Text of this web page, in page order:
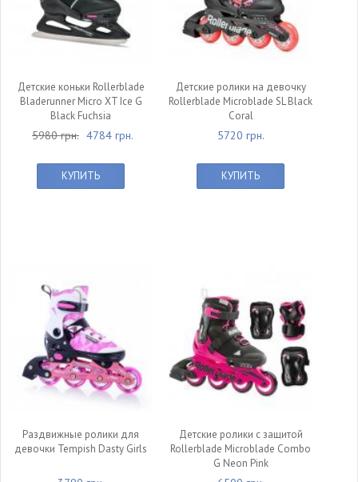
Детские коньки Rollerblade
Bladerunner Micro XT Ice G
Black Fuchsia
5980 грн. 4784 грн.
КУПИТЬ
Детские ролики на девочку
Rollerblade Microblade SL Black
Coral
5720 грн.
КУПИТЬ
Раздвижные ролики для
девочки Tempish Dasty Girls
Детские ролики с защитой
Rollerblade Microblade Combo
G Neon Pink